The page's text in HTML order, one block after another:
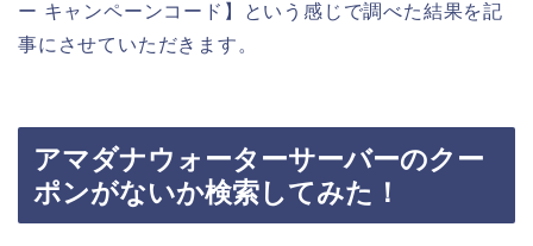
ー キャンペーンコード】という感じで調べた結果を記
事にさせていただきます。
アマダナウォーターサーバーのクー
ポンがないか検索してみた！